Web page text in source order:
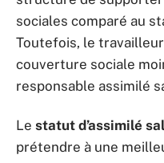
sociales comparé au
Toutefois, le
couverture sociale
responsable assimilé
Le statut d’assimilé
prétendre à une